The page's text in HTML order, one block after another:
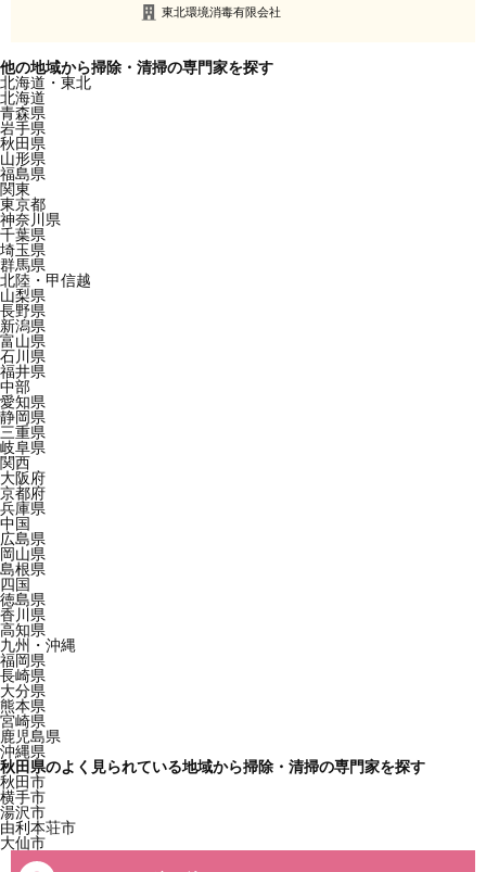
東北環境消毒有限会社
他の地域から掃除・清掃の専門家を探す
北海道・東北
北海道
青森県
岩手県
秋田県
山形県
福島県
関東
東京都
神奈川県
千葉県
埼玉県
群馬県
北陸・甲信越
山梨県
長野県
新潟県
富山県
石川県
福井県
中部
愛知県
静岡県
三重県
岐阜県
関西
大阪府
京都府
兵庫県
中国
広島県
岡山県
島根県
四国
徳島県
香川県
高知県
九州・沖縄
福岡県
長崎県
大分県
熊本県
宮崎県
鹿児島県
沖縄県
秋田県のよく見られている地域から掃除・清掃の専門家を探す
秋田市
横手市
湯沢市
由利本荘市
大仙市